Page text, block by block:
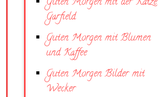
Garfield
Guten Morgen mit Blumen
und Kaffee
Guten Morgen Bilder mit
Wecker